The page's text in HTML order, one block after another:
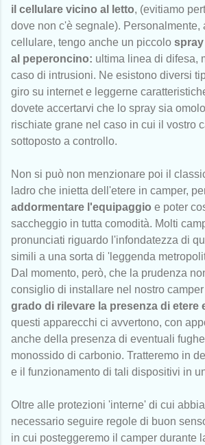
il cellulare vicino al letto, (evitiamo
dove non c'è segnale). Personalmente,
cellulare, tengo anche un piccolo
al peperoncino: ultima linea di difesa,
caso di intrusioni. Ne esistono diversi
giro su internet e leggerne
dovete accertarvi che lo spray sia
rischiate grane nel caso in cui il vostro
sottoposto a controllo.
Non si può non menzionare poi il
ladro che inietta dell'etere in camper,
addormentare l'equipaggio e poter
saccheggio in tutta comodità. Molti
pronunciati riguardo l'infondatezza di
simili a una sorta di 'leggenda
Dal momento, però, che la prudenza
consiglio di installare nel nostro camper
grado di rilevare la presenza di etere
questi apparecchi ci avvertono, con
anche della presenza di eventuali
monossido di carbonio. Tratteremo in
e il funzionamento di tali dispositivi in
Oltre alle protezioni 'interne' di cui
necessario seguire regole di buon
in cui posteggeremo il camper durante